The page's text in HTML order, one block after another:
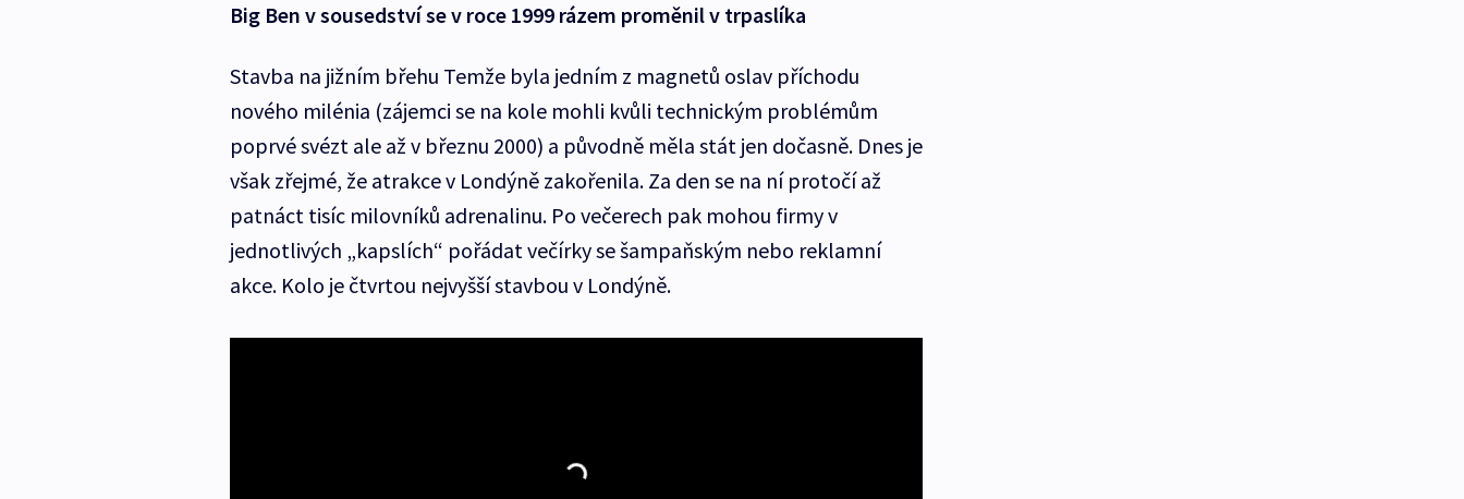
Big Ben v sousedství se v roce 1999 rázem proměnil v trpaslíka
Stavba na jižním břehu Temže byla jedním z magnetů oslav příchodu
nového milénia (zájemci se na kole mohli kvůli technickým problémům
poprvé svézt ale až v březnu 2000) a původně měla stát jen dočasně. Dnes je
však zřejmé, že atrakce v Londýně zakořenila. Za den se na ní protočí až
patnáct tisíc milovníků adrenalinu. Po večerech pak mohou firmy v
jednotlivých „kapslích“ pořádat večírky se šampaňským nebo reklamní
akce. Kolo je čtvrtou nejvyšší stavbou v Londýně.